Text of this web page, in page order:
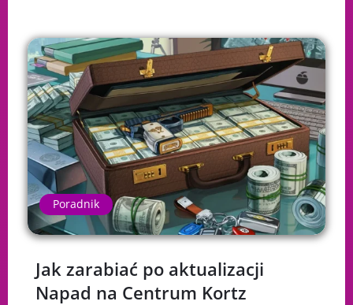
Poradnik
Jak zarabiać po aktualizacji
Napad na Centrum Kortz